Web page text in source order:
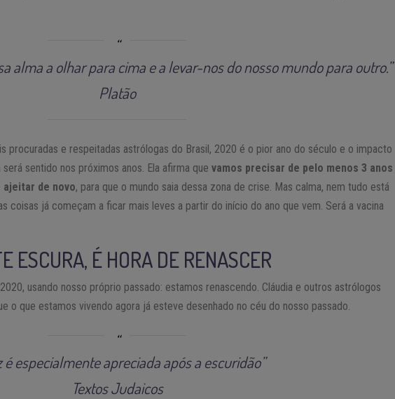
alma a olhar para cima e a levar-nos do nosso mundo para outro.”
Platão
procuradas e respeitadas astrólogas do Brasil, 2020 é o pior ano do século e o impacto
sentido nos próximos anos. Ela afirma quevamos precisar de pelo menos 3 anos
ajeitar de novo, para que o mundo saia dessa zona de crise. Mas calma, nem tudo está
coisas já começam a ficar mais leves a partir do início do ano que vem. Será a vacina
ESCURA, É HORA DE RENASCER
usando nosso próprio passado: estamos renascendo. Cláudia e outros astrólogos
o que estamos vivendo agora já esteve desenhado no céu do nosso passado.
é especialmente apreciada após a escuridão”
Textos Judaicos